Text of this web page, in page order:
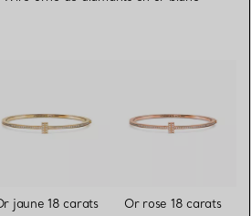
jaune 18 carats Or rose 18 carats